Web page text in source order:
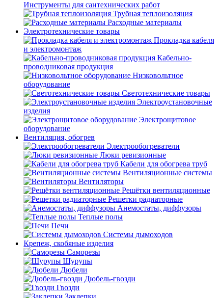
Инструменты для сантехнических работ
Трубная теплоизоляция
Расходные материалы
Электротехнические товары
Прокладка кабеля
и электромонтаж
Кабельно-
проводниковая продукция
Низковольтное
оборудование
Светотехнические товары
Электроустановочные
изделия
Электрощитовое
оборудование
Вентиляция, обогрев
Электрообогреватели
Люки ревизионные
Кабели для обогрева труб
Вентиляционные системы
Вентиляторы
Решётки вентиляционные
Решетки радиаторные
Анемостаты, диффузоры
Теплые полы
Печи
Системы дымоходов
Крепеж, скобяные изделия
Саморезы
Шурупы
Дюбели
Дюбель-гвозди
Гвозди
Заклепки